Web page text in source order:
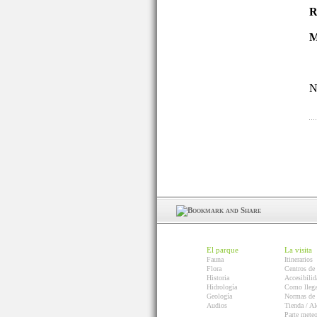
El parque
Fauna
Flora
Historia
Hidrología
Geología
Audios
La visita
Itinerarios
Centros de
Como
Normas
Tienda /
Parte